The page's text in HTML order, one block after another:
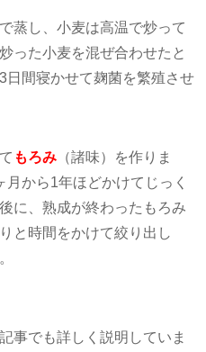
蒸し、小麦は高温で炒って
った小麦を混ぜ合わせたと
3日間寝かせて麹菌を繁殖させ
もろみ （諸味）を作りま
月から1 年ほどかけてじっく
に、熟成が終わったもろみ
と時間をかけて絞り出し
事でも詳しく説明していま